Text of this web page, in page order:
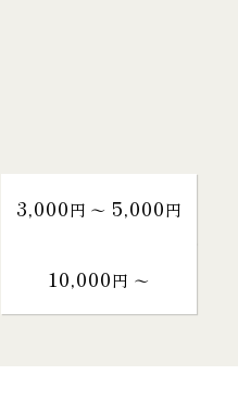
3,000円 〜 5,000円
10,000円 〜